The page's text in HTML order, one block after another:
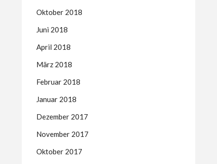
Oktober 2018
Juni 2018
April 2018
März 2018
Februar 2018
Januar 2018
Dezember 2017
November 2017
Oktober 2017